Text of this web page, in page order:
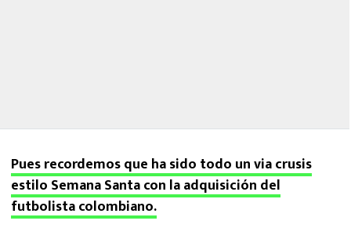
Pues recordemos que ha sido todo un via crusis
estilo Semana Santa con la adquisición del
futbolista colombiano.